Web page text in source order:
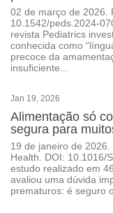
02 de março de 2026.
10.1542/peds.2024-
revista Pediatrics
conhecida como
precoce da
insuficiente...
Jan 19, 2026
Alimentação só
segura para
19 de janeiro de
Health. DOI: 10.1016/
estudo realizado em
avaliou uma dúvida
prematuros: é seguro